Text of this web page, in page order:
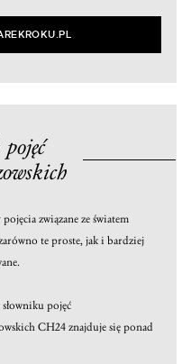
związane ze światem
te proste, jak i bardziej
pojęć
CH24 znajduje się ponad